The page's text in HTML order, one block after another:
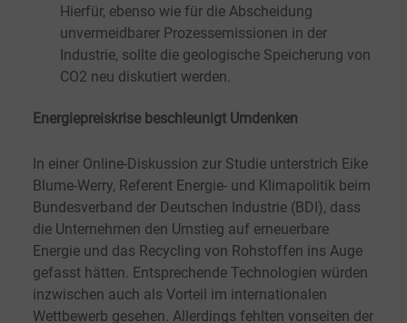
Hierfür, ebenso wie für die Abscheidung
unvermeidbarer Prozessemissionen in der
Industrie, sollte die geologische Speicherung von
CO2 neu diskutiert werden.
Energiepreiskrise beschleunigt Umdenken
In einer Online-Diskussion zur Studie unterstrich Eike
Blume-Werry, Referent Energie- und Klimapolitik beim
Bundesverband der Deutschen Industrie (BDI), dass
die Unternehmen den Umstieg auf erneuerbare
Energie und das Recycling von Rohstoffen ins Auge
gefasst hätten. Entsprechende Technologien würden
inzwischen auch als Vorteil im internationalen
Wettbewerb gesehen. Allerdings fehlten vonseiten der